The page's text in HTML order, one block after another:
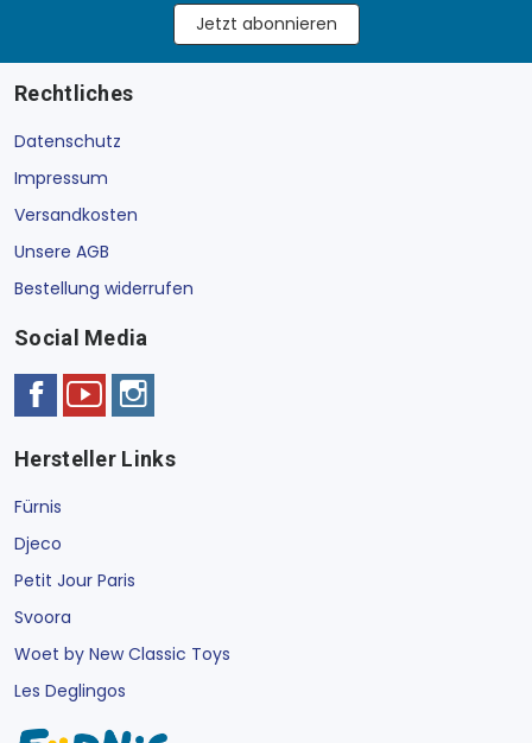
Jetzt abonnieren
Rechtliches
Datenschutz
Impressum
Versandkosten
Unsere AGB
Bestellung widerrufen
Social Media
Hersteller Links
Fürnis
Djeco
Petit Jour Paris
Svoora
Woet by New Classic Toys
Les Deglingos